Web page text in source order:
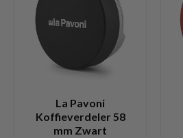
La Pavoni
Koffieverdeler 58
mm Zwart